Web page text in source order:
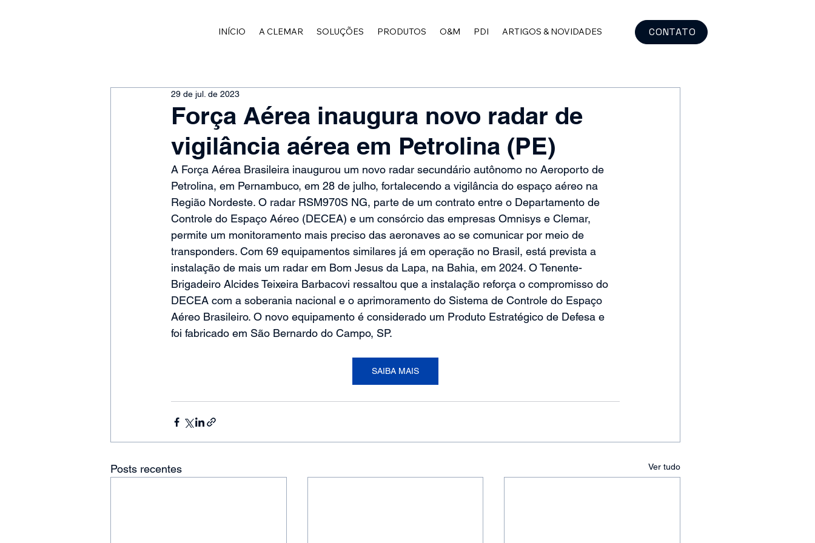
INÍCIO A CLEMAR SOLUÇÕES PRODUTOS O&M PDI ARTIGOS & NOVIDADES CONTATO
Força Aérea inaugura novo radar de
vigilância aérea em Petrolina (PE)
29 de jul. de 2023
A Força Aérea Brasileira inaugurou um novo radar secundário autônomo no Aeroporto de
Petrolina, em Pernambuco, em 28 de julho, fortalecendo a vigilância do espaço aéreo na
Região Nordeste. O radar RSM970S NG, parte de um contrato entre o Departamento de
Controle do Espaço Aéreo (DECEA) e um consórcio das empresas Omnisys e Clemar,
permite um monitoramento mais preciso das aeronaves ao se comunicar por meio de
transponders. Com 69 equipamentos similares já em operação no Brasil, está prevista a
instalação de mais um radar em Bom Jesus da Lapa, na Bahia, em 2024. O Tenente-
Brigadeiro Alcides Teixeira Barbacovi ressaltou que a instalação reforça o compromisso do
DECEA com a soberania nacional e o aprimoramento do Sistema de Controle do Espaço
Aéreo Brasileiro. O novo equipamento é considerado um Produto Estratégico de Defesa e
foi fabricado em São Bernardo do Campo, SP.
SAIBA MAIS
Posts recentes Ver tudo